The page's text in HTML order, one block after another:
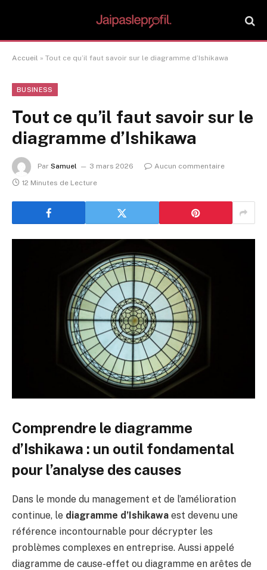
Accueil » Tout ce qu’il faut savoir sur le diagramme d’Ishikawa
BUSINESS
Tout ce qu’il faut savoir sur le
diagramme d’Ishikawa
Par Samuel 3 mars 2026
Aucun commentaire
12 Minutes de Lecture
Comprendre le diagramme
d’Ishikawa : un outil fondamental
pour l’analyse des causes
Dans le monde du management et de l’amélioration
continue, le diagramme d’Ishikawa est devenu une
référence incontournable pour décrypter les
problèmes complexes en entreprise. Aussi appelé
diagramme de cause-effet ou diagramme en arêtes de